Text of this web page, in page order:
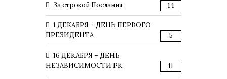
За строкой Послания 14
1 ДЕКАБРЯ – ДЕНЬ ПЕРВОГО
ПРЕЗИДЕНТА
5
16 ДЕКАБРЯ – ДЕНЬ
НЕЗАВИСИМОСТИ РК
11